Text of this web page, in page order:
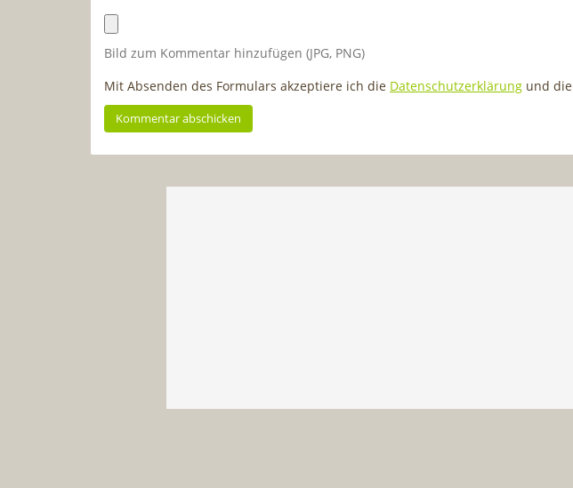
Bild zum Kommentar hinzufügen (JPG, PNG)
Mit Absenden des Formulars akzeptiere ich die Datenschutzerklärung und die